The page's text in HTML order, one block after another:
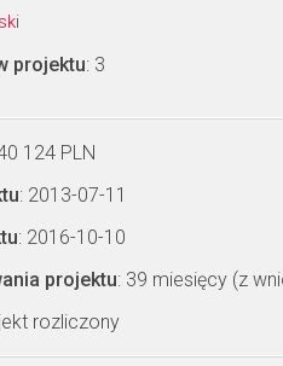
projektu: 3
124 PLN
: 2013-07-11
: 2016-10-10
projektu: 39 miesięcy (z
rozliczony